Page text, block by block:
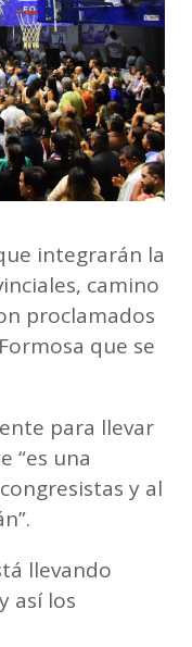
integrarán la
camino
proclamados
que se
para llevar
“es una
y al
llevando
así los